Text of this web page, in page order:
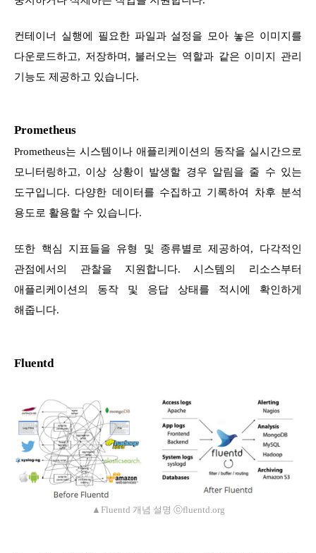
컨테이너 실행에 필요한 파일과 설정을 모아 놓은 이미지를
다운로드하고, 저장하며, 불러오는 역할과 같은 이미지 관리
기능도 제공하고 있습니다.
Prometheus
Prometheus는 시스템이나 애플리케이션의 동작을 실시간으로
모니터링하고, 이상 상황이 발생할 경우 알림을 줄 수 있는
도구입니다. 다양한 데이터를 수집하고 기록하여 차후 분석
용도로 활용할 수 있습니다.
또한 핵심 지표들을 유형 및 종류별로 제공하여, 다각적인
관점에서의 관찰을 지원합니다. 시스템의 리소스부터
애플리케이션의 동작 및 응답 상태를 적시에 확인하게
해줍니다.
Fluentd
▲ Fluentd 개념 설명 ⓒfluentd.org